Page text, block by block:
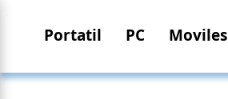
Portatil PC Moviles